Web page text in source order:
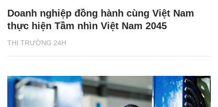
THỊ TRƯỜNG 24H
Doanh nghiệp đồng hành cùng Việt Nam
thực hiện Tầm nhìn Việt Nam 2045